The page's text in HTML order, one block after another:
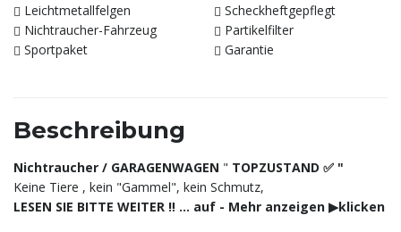
Leichtmetallfelgen
Scheckheftgepflegt
Nichtraucher-Fahrzeug
Partikelfilter
Sportpaket
Garantie
Beschreibung
Nichtraucher / GARAGENWAGEN " TOPZUSTAND ✅ "
Keine Tiere , kein "Gammel", kein Schmutz,
LESEN SIE BITTE WEITER ‼️ ... auf - Mehr anzeigen ▶︎klicken